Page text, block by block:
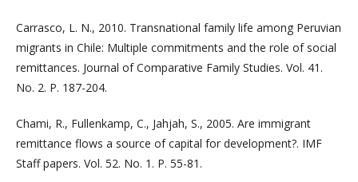
Carrasco, L. N., 2010. Transnational family life among Peruvian
migrants in Chile: Multiple commitments and the role of social
remittances. Journal of Comparative Family Studies. Vol. 41.
No. 2. P. 187-204.
Chami, R., Fullenkamp, C., Jahjah, S., 2005. Are immigrant
remittance flows a source of capital for development?. IMF
Staff papers. Vol. 52. No. 1. P. 55-81.